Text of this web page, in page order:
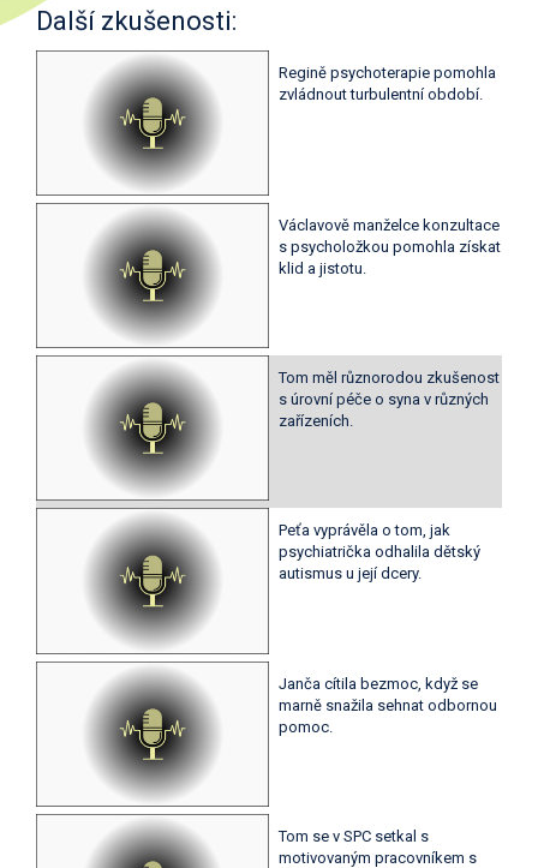
Další zkušenosti:
Regině psychoterapie pomohla
zvládnout turbulentní období.
Václavově manželce konzultace
s psycholožkou pomohla získat
klid a jistotu.
Tom měl různorodou zkušenost
s úrovní péče o syna v různých
zařízeních.
Peťa vyprávěla o tom, jak
psychiatrička odhalila dětský
autismus u její dcery.
Janča cítila bezmoc, když se
marně snažila sehnat odbornou
pomoc.
Tom se v SPC setkal s
motivovaným pracovníkem s